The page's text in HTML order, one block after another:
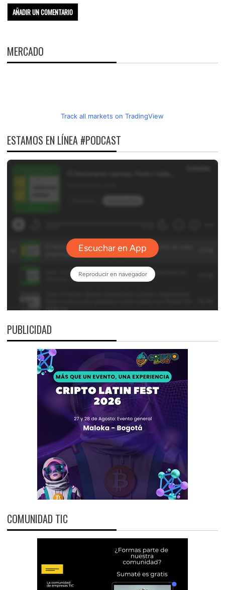
MERCADO
Track all markets on TradingView
ESTAMOS EN LÍNEA #PODCAST
PUBLICIDAD
COMUNIDAD TIC